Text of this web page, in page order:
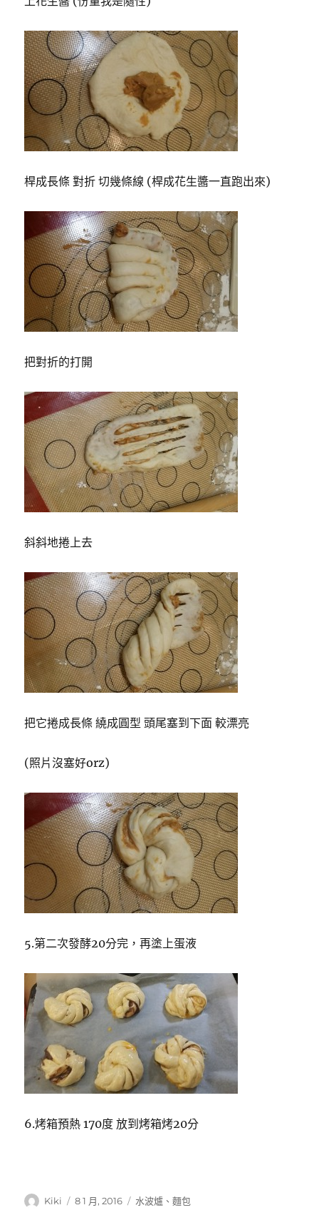
桿成長條 對折 切幾條線 (桿成花生醬一直跑出來)
把對折的打開
斜斜地捲上去
把它捲成長條 繞成圓型 頭尾塞到下面 較漂亮
(照片沒塞好orz)
5.第二次發酵20分完，再塗上蛋液
6.烤箱預熱 170度 放到烤箱烤20分
作
Kiki
發
8 1 月, 2016
分
水波爐 、麵包